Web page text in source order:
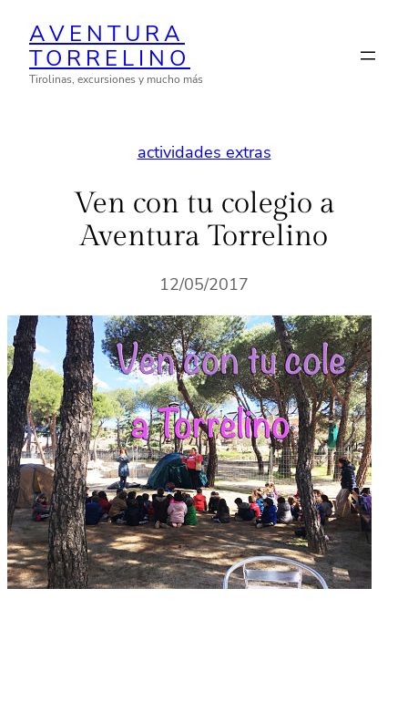
contenido
AVENTURA
TORRELINO
Tirolinas, excursiones y mucho más
actividades extras
Ven con tu colegio a
Aventura Torrelino
12/05/2017